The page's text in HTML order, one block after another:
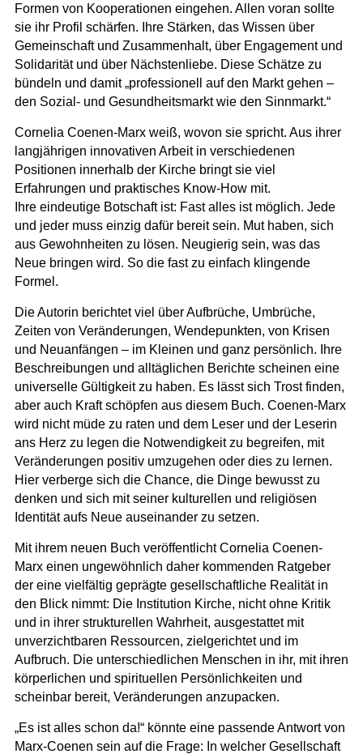
Formen von Kooperationen eingehen. Allen voran sollte
sie ihr Profil schärfen. Ihre Stärken, das Wissen über
Gemeinschaft und Zusammenhalt, über Engagement und
Solidarität und über Nächstenliebe. Diese Schätze zu
bündeln und damit „professionell auf den Markt gehen –
den Sozial- und Gesundheitsmarkt wie den Sinnmarkt.“
Cornelia Coenen-Marx weiß, wovon sie spricht. Aus ihrer
langjährigen innovativen Arbeit in verschiedenen
Positionen innerhalb der Kirche bringt sie viel
Erfahrungen und praktisches Know-How mit.
Ihre eindeutige Botschaft ist: Fast alles ist möglich. Jede
und jeder muss einzig dafür bereit sein. Mut haben, sich
aus Gewohnheiten zu lösen. Neugierig sein, was das
Neue bringen wird. So die fast zu einfach klingende
Formel.
Die Autorin berichtet viel über Aufbrüche, Umbrüche,
Zeiten von Veränderungen, Wendepunkten, von Krisen
und Neuanfängen – im Kleinen und ganz persönlich. Ihre
Beschreibungen und alltäglichen Berichte scheinen eine
universelle Gültigkeit zu haben. Es lässt sich Trost finden,
aber auch Kraft schöpfen aus diesem Buch. Coenen-Marx
wird nicht müde zu raten und dem Leser und der Leserin
ans Herz zu legen die Notwendigkeit zu begreifen, mit
Veränderungen positiv umzugehen oder dies zu lernen.
Hier verberge sich die Chance, die Dinge bewusst zu
denken und sich mit seiner kulturellen und religiösen
Identität aufs Neue auseinander zu setzen.
Mit ihrem neuen Buch veröffentlicht Cornelia Coenen-
Marx einen ungewöhnlich daher kommenden Ratgeber
der eine vielfältig geprägte gesellschaftliche Realität in
den Blick nimmt: Die Institution Kirche, nicht ohne Kritik
und in ihrer strukturellen Wahrheit, ausgestattet mit
unverzichtbaren Ressourcen, zielgerichtet und im
Aufbruch. Die unterschiedlichen Menschen in ihr, mit ihren
körperlichen und spirituellen Persönlichkeiten und
scheinbar bereit, Veränderungen anzupacken.
„Es ist alles schon da!“ könnte eine passende Antwort von
Marx-Coenen sein auf die Frage: In welcher Gesellschaft